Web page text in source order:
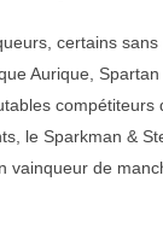
certains
Aurique,
le Sparkman &
vainqueur de